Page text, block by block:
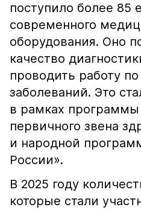
поступило более 85
современного
оборудования. Оно
качество
проводить работу
заболеваний. Это
в рамках
первичного звена
и народной
России».
В 2025 году
которые стали